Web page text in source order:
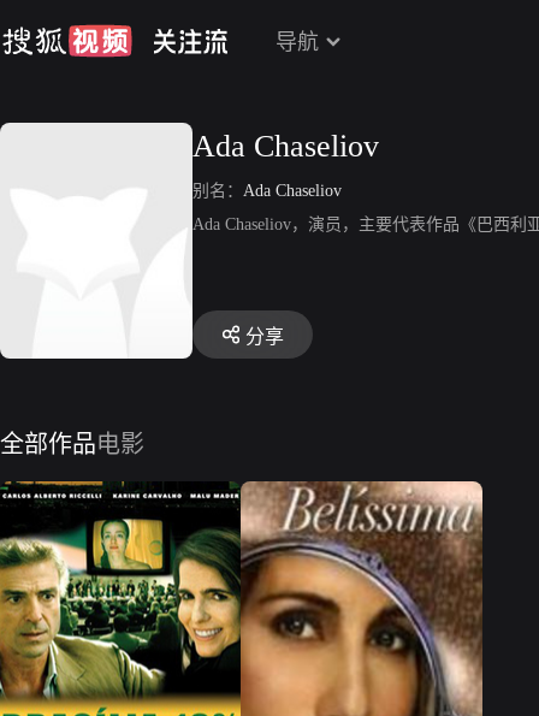
导航
Ada Chaseliov
别名： Ada Chaseliov
Ada Chaseliov，演员，主要代表作品《巴西利
分享
全部作品电影